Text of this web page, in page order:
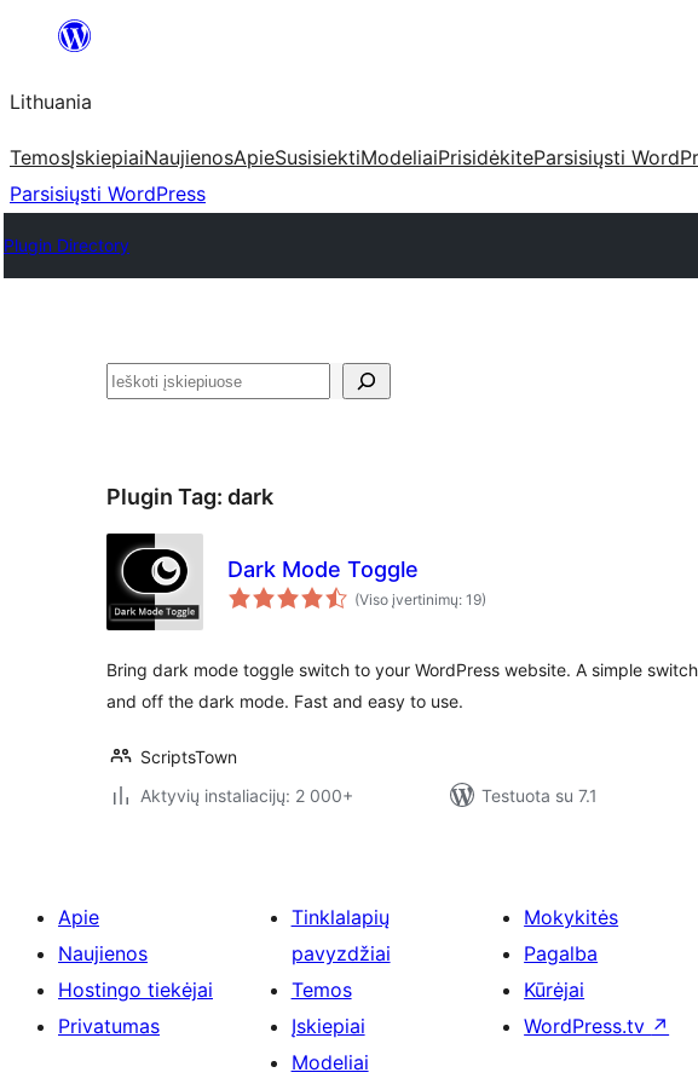
turinio
Lithuania
TemosĮskiepiaiNaujienosApieSusisiektiModeliaiPrisidėkiteParsisiųsti
Parsisiųsti WordPress
Plugin Directory
Paieška
Plugin Tag: dark
Dark Mode Toggle
(Viso įvertinimų: 19)
Bring dark mode toggle switch to your WordPress website. A simple
and off the dark mode. Fast and easy to use.
ScriptsTown
Aktyvių instaliacijų: 2 000+
Testuota su 7.1
Apie
Naujienos
Hostingo tiekėjai
Privatumas
Tinklalapių
pavyzdžiai
Temos
Įskiepiai
Modeliai
Mokykitės
Pagalba
Kūrėjai
WordPress.tv ↗